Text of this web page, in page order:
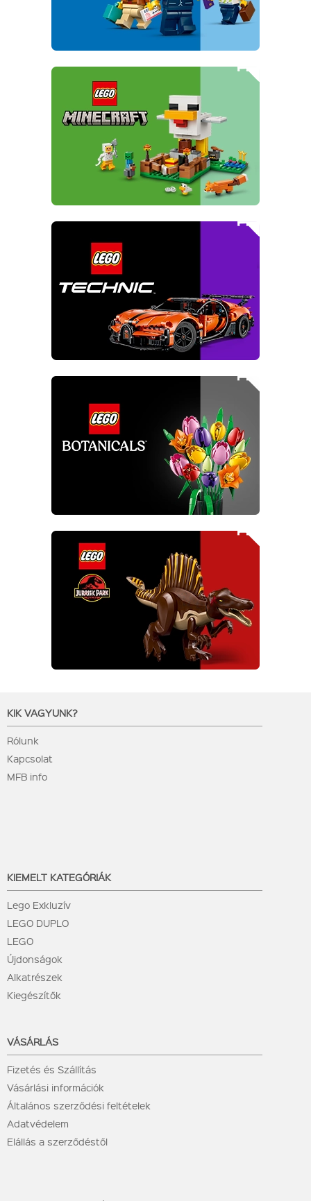
KIK VAGYUNK?
Rólunk
Kapcsolat
MFB info
KIEMELT KATEGÓRIÁK
Lego Exkluzív
LEGO DUPLO
LEGO
Újdonságok
Alkatrészek
Kiegészítők
VÁSÁRLÁS
Fizetés és Szállítás
Vásárlási információk
Általános szerződési feltételek
Adatvédelem
Elállás a szerződéstől